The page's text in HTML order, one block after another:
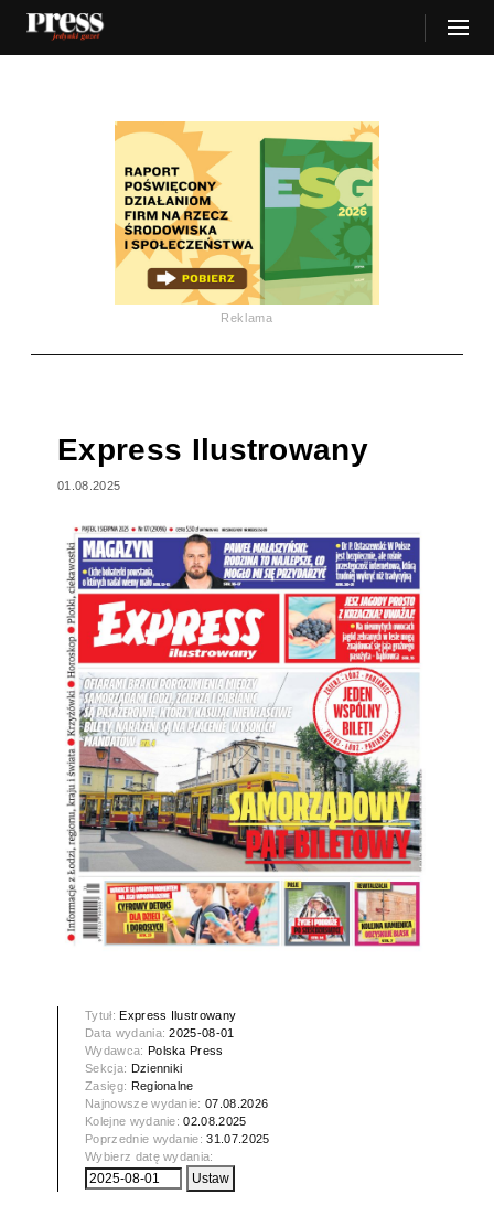
Reklama
Express Ilustrowany
01.08.2025
Tytuł: Express Ilustrowany
Data wydania:2025-08-01
Wydawca: Polska Press
Sekcja: Dzienniki
Zasięg: Regionalne
Najnowsze wydanie:07.08.2026
Kolejne wydanie:02.08.2025
Poprzednie wydanie:31.07.2025
Wybierz datę wydania: